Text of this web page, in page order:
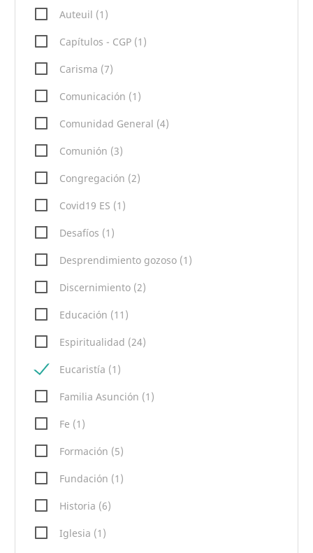
Auteuil (1)
Capítulos - CGP (1)
Carisma (7)
Comunicación (1)
Comunidad General (4)
Comunión (3)
Congregación (2)
Covid19 ES (1)
Desafíos (1)
Desprendimiento gozoso (1)
Discernimiento (2)
Educación (11)
Espiritualidad (24)
Eucaristía (1)
Familia Asunción (1)
Fe (1)
Formación (5)
Fundación (1)
Historia (6)
Iglesia (1)